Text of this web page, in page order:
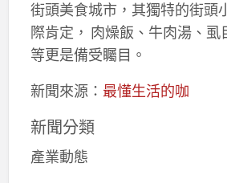
街頭美食城市，其獨特的街頭
際肯定， 肉燥飯、牛肉湯、虱
等更是備受矚目。
新聞來源： 最懂生活的咖
新聞分類
產業動態